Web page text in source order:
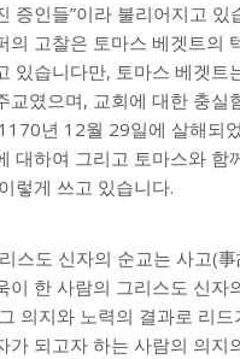
증인들”이라 불리어지고 있
의 고찰은 토마스 베겟트의
있습니다만, 토마스 베겟트
교였으며, 교회에 대한 충실
년 12월 29일에 살해되
대하여 그리고 토마스와 함
렇게 쓰고 있습니다.
스도 신자의 순교는 사고(
이 한 사람의 그리스도 신자
의지와 노력의 결과로 리드
가 되고자 하는 사람의 의지